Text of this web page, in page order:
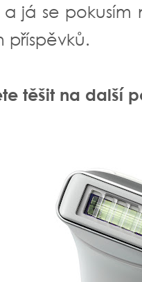
já se
příspěvků.
těšit na další